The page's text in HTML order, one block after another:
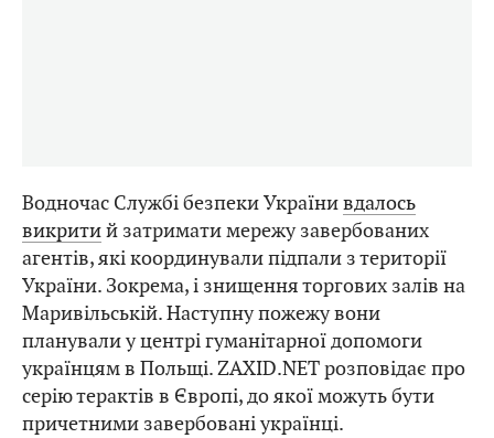
Водночас Службі безпеки Українивдалось
викритий затримати мережу завербованих
агентів, які координували підпали з території
України. Зокрема, і знищення торгових залів на
Маривільській. Наступну пожежу вони
планували у центрі гуманітарної допомоги
українцям в Польщі. ZAXID.NET розповідає про
серію терактів в Європі, до якої можуть бути
причетними завербовані українці.